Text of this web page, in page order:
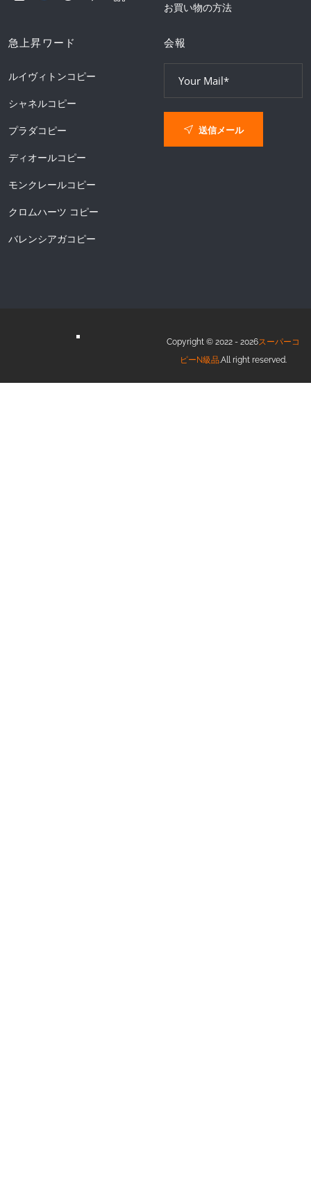
お買い物の方法
急上昇ワード
ルイヴィトンコピー
シャネルコピー
プラダコピー
ディオールコピー
モンクレールコピー
クロムハーツ コピー
バレンシアガコピー
会報
送信メール
Copyright © 2022 - 2026スーパーコ
ピーN級品.All right reserved.